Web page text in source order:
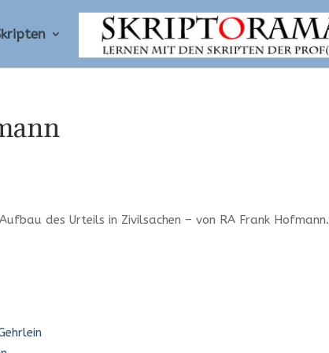
des Urteils in Zivilsachen – von RA Frank Hofmann.